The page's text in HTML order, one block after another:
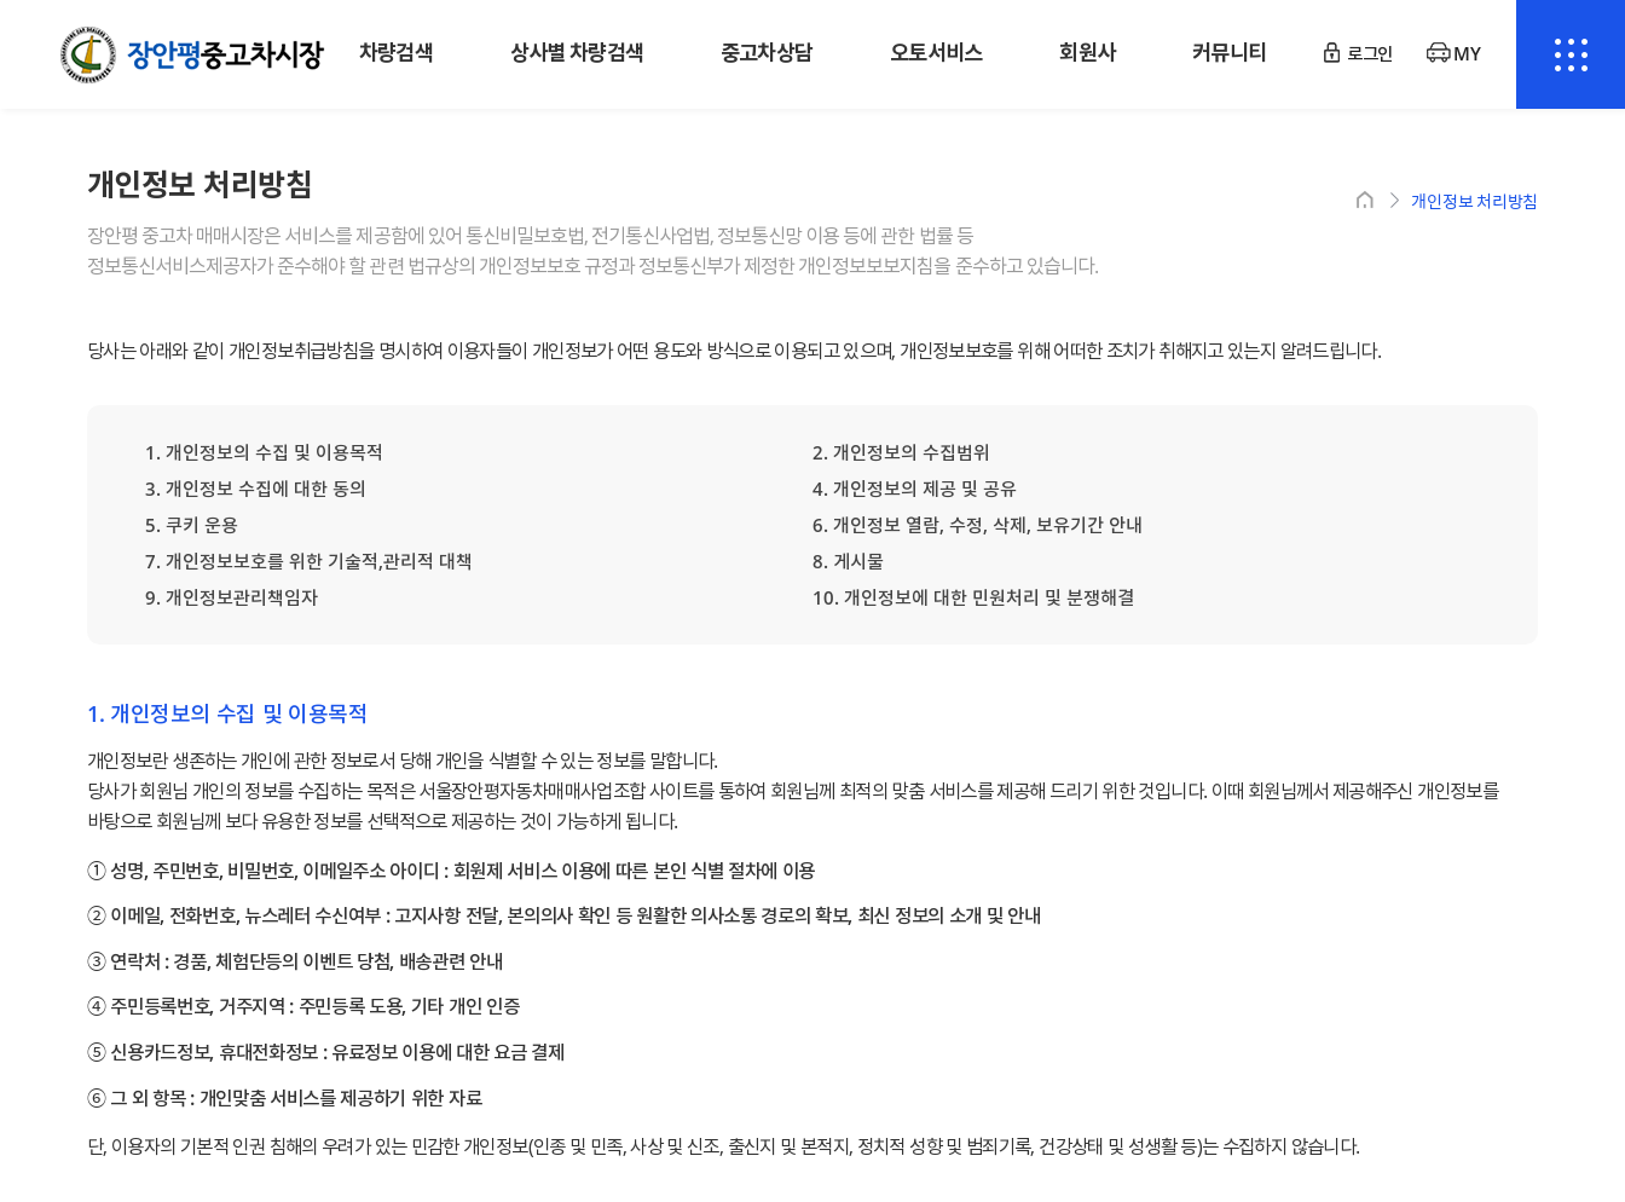
차량검색 상사별 차량검색 중고차상담 오토서비스 회원사 커뮤니티 로그인 MY
개인정보 처리방침
장안평 중고차 매매시장은 서비스를 제공함에 있어 통신비밀보호법, 전기통신사업법, 정보통신망 이용 등에 관한 법률 등
정보통신서비스제공자가 준수해야 할 관련 법규상의 개인정보보호 규정과 정보통신부가 제정한 개인정보보보지침을 준수하고 있습니다.
개인정보 처리방침
당사는 아래와 같이 개인정보취급방침을 명시하여 이용자들이 개인정보가 어떤 용도와 방식으로 이용되고 있으며, 개인정보보호를 위해 어떠한 조치가 취해지고 있는지 알려드립니다.
1. 개인정보의 수집 및 이용목적
2. 개인정보의 수집범위
3. 개인정보 수집에 대한 동의
4. 개인정보의 제공 및 공유
5. 쿠키 운용
6. 개인정보 열람, 수정, 삭제, 보유기간 안내
7. 개인정보보호를 위한 기술적,관리적 대책
8. 게시물
9. 개인정보관리책임자
10. 개인정보에 대한 민원처리 및 분쟁해결
1. 개인정보의 수집 및 이용목적
개인정보란 생존하는 개인에 관한 정보로서 당해 개인을 식별할 수 있는 정보를 말합니다.
당사가 회원님 개인의 정보를 수집하는 목적은 서울장안평자동차매매사업조합 사이트를 통하여 회원님께 최적의 맞춤 서비스를 제공해 드리기 위한 것입니다. 이때 회원님께서 제공해주신 개인정보를
바탕으로 회원님께 보다 유용한 정보를 선택적으로 제공하는 것이 가능하게 됩니다.
① 성명, 주민번호, 비밀번호, 이메일주소 아이디 : 회원제 서비스 이용에 따른 본인 식별 절차에 이용
② 이메일, 전화번호, 뉴스레터 수신여부 : 고지사항 전달, 본의의사 확인 등 원활한 의사소통 경로의 확보, 최신 정보의 소개 및 안내
③ 연락처 : 경품, 체험단등의 이벤트 당첨, 배송관련 안내
④ 주민등록번호, 거주지역 : 주민등록 도용, 기타 개인 인증
⑤ 신용카드정보, 휴대전화정보 : 유료정보 이용에 대한 요금 결제
⑥ 그 외 항목 : 개인맞춤 서비스를 제공하기 위한 자료
단, 이용자의 기본적 인권 침해의 우려가 있는 민감한 개인정보(인종 및 민족, 사상 및 신조, 출신지 및 본적지, 정치적 성향 및 범죄기록, 건강상태 및 성생활 등)는 수집하지 않습니다.